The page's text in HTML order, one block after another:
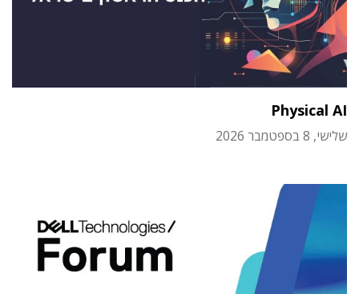
Physical AI
שלישי, 8 בספטמבר 2026